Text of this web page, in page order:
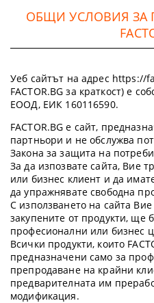
ОБЩИ УСЛОВИЯ ЗА
Уеб сайтът на адрес https://
FACTOR.BG за краткост) е
ЕООД, ЕИК 160116590.
FACTOR.BG е сайт,
партньори и не обслужва
Закона за защита на
За да изпозвате сайта, Вие
или бизнес клиент и да
да упражнявате свободна
С използването на сайта
закупените от продукти, ще
професионални или бизнес
Всички продукти, които
предназначени само за
препродаване на крайни
предварителната им
модификация.